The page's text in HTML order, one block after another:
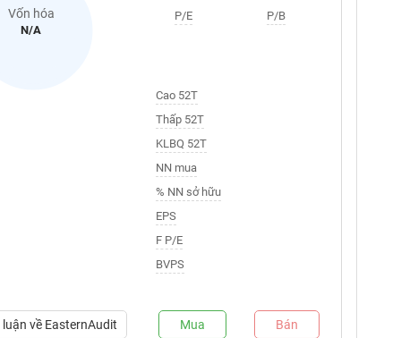
Vốn hóa
N/A
P/E P/B
Cao 52T
Thấp 52T
KLBQ 52T
NN mua
% NN sở hữu
EPS
F P/E
BVPS
về EasternAudit Mua Bán